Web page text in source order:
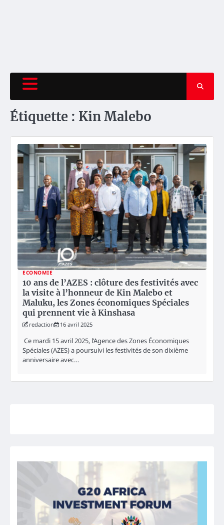
Étiquette : Kin Malebo
ECONOMIE
10 ans de l’AZES : clôture des festivités avec
la visite à l’honneur de Kin Malebo et
Maluku, les Zones économiques Spéciales
qui prennent vie à Kinshasa
redaction 16 avril 2025
Ce mardi 15 avril 2025, l’Agence des Zones Économiques
Spéciales (AZES) a poursuivi les festivités de son dixième
anniversaire avec…